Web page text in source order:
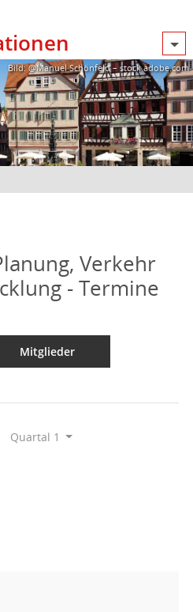
Bild: @Manuel Schönfeld – stock.adobe.com
Verkehr
- Termine
Mitglieder
Quartal 1